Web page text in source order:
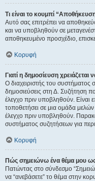
Τι είναι το κουμπί
Αυτό σας επιτρέπει να
και να υποβληθούν σε
αποθηκευμένο προσχέδιο,
Κορυφή
Γιατί η δημοσίευση χρειάζεται
Ο διαχειριστής του συστήματος
δημοσιεύσεις στη Δ. Συζήτηση
έλεγχο πριν υποβληθούν. Είναι
τοποθετήσει σε μια ομάδα μελών
έλεγχο πριν υποβληθούν.
συστήματος συζητήσεων για
Κορυφή
Πώς σημειώνω ένα θέμα μου
Πατώντας στο σύνδεσμο
να “ανεβάσετε” το θέμα στην